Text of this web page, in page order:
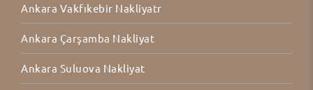
Ankara Vakfıkebir Nakliyatr
Ankara Çarşamba Nakliyat
Ankara Suluova Nakliyat